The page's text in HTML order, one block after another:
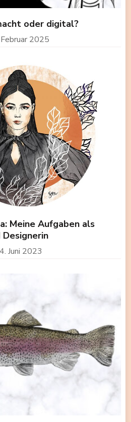
oder digital?
2025
Meine Aufgaben als
Juni 2023